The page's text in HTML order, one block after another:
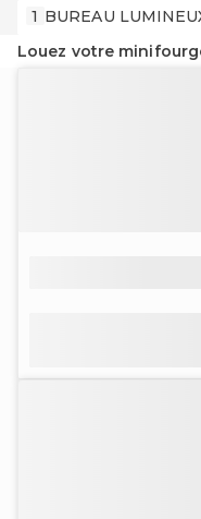
1 BUREAU
Louez votre